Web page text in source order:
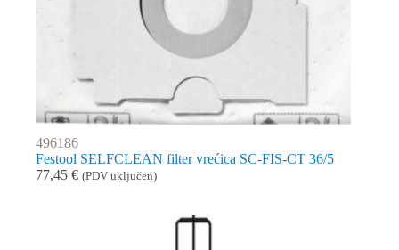
496186
Festool SELFCLEAN filter vrećica SC-FIS-CT 36/5
77,45 € (PDV uključen)